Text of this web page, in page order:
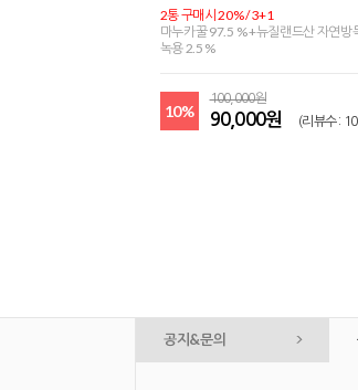
2통 구매시 20% / 3+1
마누카꿀 97.5 % +뉴질랜드산 자연방
녹용 2.5 %
10%
100,000원
90,000원 (리뷰수 :
공지&문의